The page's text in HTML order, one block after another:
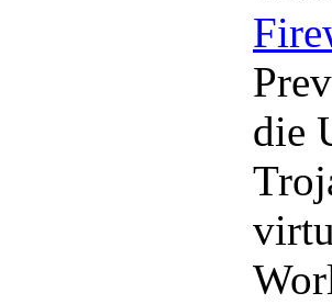
die